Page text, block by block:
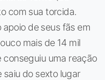
com sua torcida.
de seus fãs em
mais de 14 mil
conseguiu uma reação
saiu do sexto lugar